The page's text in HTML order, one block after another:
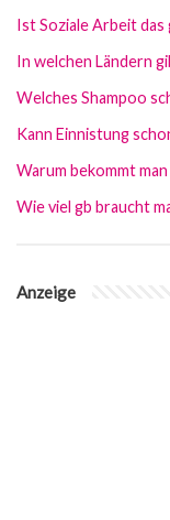
Ist Soziale Arbeit das
In welchen Ländern
Welches Shampoo
Kann Einnistung
Warum bekommt
Wie viel gb braucht
Anzeige